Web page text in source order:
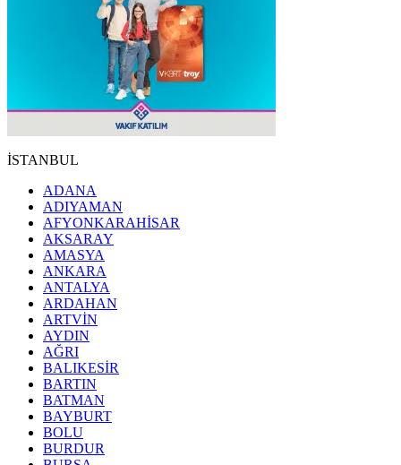
İSTANBUL
ADANA
ADIYAMAN
AFYONKARAHİSAR
AKSARAY
AMASYA
ANKARA
ANTALYA
ARDAHAN
ARTVİN
AYDIN
AĞRI
BALIKESİR
BARTIN
BATMAN
BAYBURT
BOLU
BURDUR